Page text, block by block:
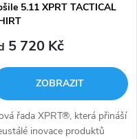
5.11 XPRT TACTICAL
5 720 Kč
ZOBRAZIT
řada XPRT®, která přináší
inovace produktů